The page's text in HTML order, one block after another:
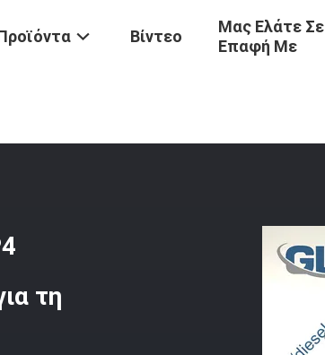
Βίντεο
Μας Ελάτε Σε
Επαφή Με
τη